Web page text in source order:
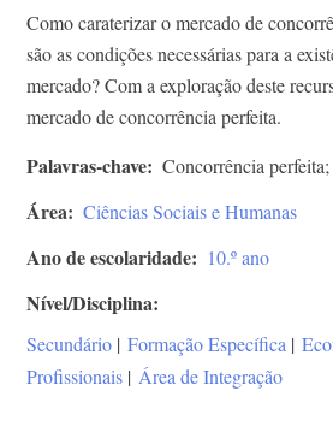
Como caraterizar o mercado de
são as condições necessárias para a
mercado? Com a exploração deste
mercado de concorrência perfeita.
Palavras-chave Concorrência
Área Ciências Sociais e Humanas
Ano de escolaridade 10.º ano
Nível/Disciplina
Secundário | Formação Específica |
Profissionais | Área de Integração